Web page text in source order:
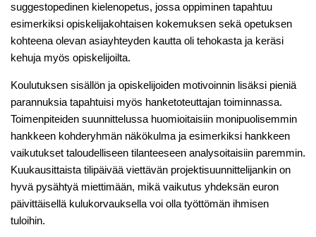
suggestopedinen kielenopetus, jossa oppiminen tapahtuu
esimerkiksi opiskelijakohtaisen kokemuksen sekä opetuksen
kohteena olevan asiayhteyden kautta oli tehokasta ja keräsi
kehuja myös opiskelijoilta.
Koulutuksen sisällön ja opiskelijoiden motivoinnin lisäksi pieniä
parannuksia tapahtuisi myös hanketoteuttajan toiminnassa.
Toimenpiteiden suunnittelussa huomioitaisiin monipuolisemmin
hankkeen kohderyhmän näkökulma ja esimerkiksi hankkeen
vaikutukset taloudelliseen tilanteeseen analysoitaisiin paremmin.
Kuukausittaista tilipäivää viettävän projektisuunnittelijankin on
hyvä pysähtyä miettimään, mikä vaikutus yhdeksän euron
päivittäisellä kulukorvauksella voi olla työttömän ihmisen
tuloihin.